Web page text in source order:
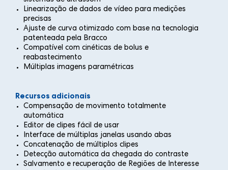
Linearização de dados de vídeo para medições
precisas
Ajuste de curva otimizado com base na tecnologia
patenteada pela Bracco
Compatível com cinéticas de bolus e
reabastecimento
Múltiplas imagens paramétricas
Recursos adicionais
Compensação de movimento totalmente
automática
Editor de clipes fácil de usar
Interface de múltiplas janelas usando abas
Concatenação de múltiplos clipes
Detecção automática da chegada do contraste
Salvamento e recuperação de Regiões de Interesse